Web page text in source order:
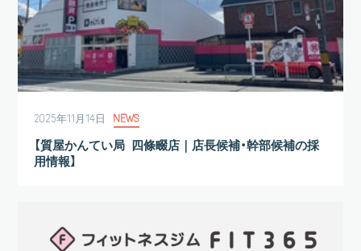
2025年11月14日 NEWS
【質屋かんてい局 四條畷店｜店長候補・幹部候補の採
用情報】